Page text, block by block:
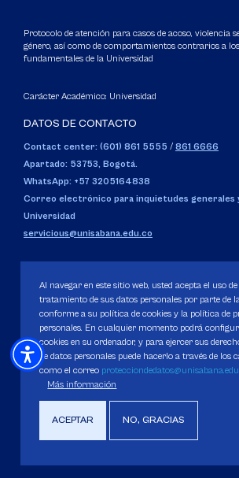
Protocolo de atención para casos de acoso, violencia
género, así como de comportamientos contrarios a
fundamentales de la Universidad
Carácter Académico: Universidad
DATOS DE CONTACTO
Contact center: (601) 861 5555 / 861 6666
Apartado: 53753, Bogotá.
WhatsApp: +57 3205164838
Correo electrónico para inquietudes generales
Universidad
servicious@unisabana.edu.co
No se responderán otros temas que no sean de
notificacioneslegales@unisabana.edu.co
UBICACIÓN
Campus del Puente del Común,
Bogotá.Chía, Cundinamarca, Colombia.
Al navegar en este sitio web, usted acepta el uso de
tratamiento de sus datos personales por parte de
conforme a su política de cookies y la política de
personales. En cualquier momento podrá
cookies en su ordenador, y para ejercer sus
de datos personales puede hacerlo a través de los
como el correo
Más información
ACEPTAR NO, GRACIAS